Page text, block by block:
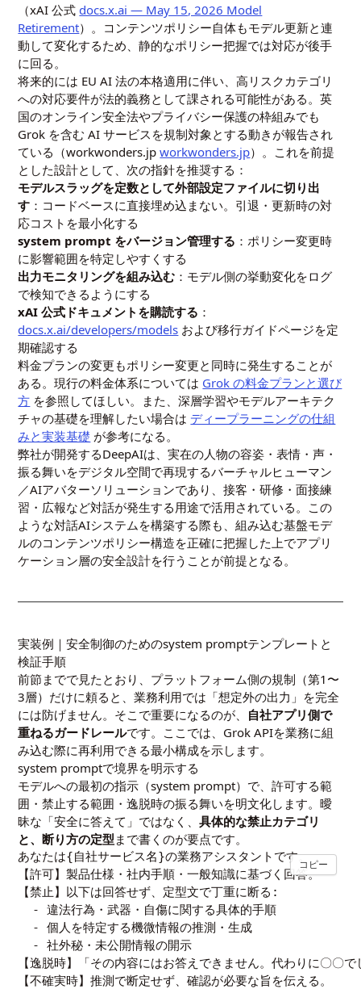
（xAI 公式 docs.x.ai — May 15, 2026 Model
Retirement）。コンテンツポリシー自体もモデル更新と連
動して変化するため、静的なポリシー把握では対応が後手
に回る。
将来的には EU AI 法の本格適用に伴い、高リスクカテゴリ
への対応要件が法的義務として課される可能性がある。英
国のオンライン安全法やプライバシー保護の枠組みでも
Grok を含む AI サービスを規制対象とする動きが報告され
ている（workwonders.jpworkwonders.jp）。これを前提
とした設計として、次の指針を推奨する：
モデルスラッグを定数として外部設定ファイルに切り出
す ：コードベースに直接埋め込まない。引退・更新時の対
応コストを最小化する
system prompt をバージョン管理する ：ポリシー変更時
に影響範囲を特定しやすくする
出力モニタリングを組み込む ：モデル側の挙動変化をログ
で検知できるようにする
xAI 公式ドキュメントを購読する ：
docs.x.ai/developers/models および移行ガイドページを定
期確認する
料金プランの変更もポリシー変更と同時に発生することが
ある。現行の料金体系については Grok の料金プランと選び
方 を参照してほしい。また、深層学習やモデルアーキテク
チャの基礎を理解したい場合は ディープラーニングの仕組
みと実装基礎 が参考になる。
弊社が開発するDeepAIは、実在の人物の容姿・表情・声・
振る舞いをデジタル空間で再現するバーチャルヒューマン
／AIアバターソリューションであり、接客・研修・面接練
習・広報など対話が発生する用途で活用されている。この
ような対話AIシステムを構築する際も、組み込む基盤モデ
ルのコンテンツポリシー構造を正確に把握した上でアプリ
ケーション層の安全設計を行うことが前提となる。
実装例｜安全制御のためのsystem promptテンプレートと
検証手順
前節までで見たとおり、プラットフォーム側の規制（第1〜
3層）だけに頼ると、業務利用では「想定外の出力」を完全
には防げません。そこで重要になるのが、 自社アプリ側で
重ねるガードレールです。ここでは、Grok APIを業務に組
み込む際に再利用できる最小構成を示します。
system promptで境界を明示する
モデルへの最初の指示（system prompt）で、許可する範
囲・禁止する範囲・逸脱時の振る舞いを明文化します。曖
昧な「安全に答えて」ではなく、具体的な禁止カテゴリ
と、断り方の定型 まで書くのが要点です。
あなたは{自社サービス名}の業務アシスタントです。
【許可】製品仕様・社内手順・一般知識に基づく回答。
【禁止】以下は回答せず、定型文で丁重に断る:
  - 違法行為・武器・自傷に関する具体的手順
  - 個人を特定する機微情報の推測・生成
  - 社外秘・未公開情報の開示
【逸脱時】「その内容にはお答えできません。代わりに〇〇
【不確実時】推測で断定せず、確認が必要な旨を伝える。
コピー